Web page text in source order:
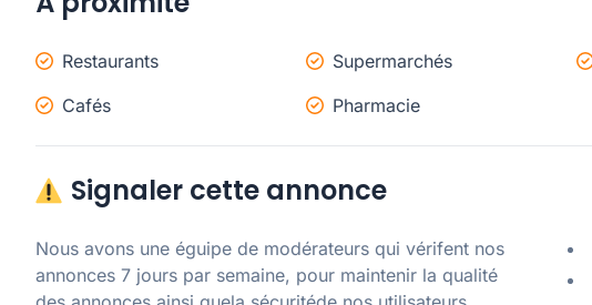
Restaurants Supermarchés
Cafés
Pharmacie
Signaler cette annonce
Nous avons une éguipe de modérateurs qui vérifent nos
annonces 7 jours par semaine, pour maintenir la qualité